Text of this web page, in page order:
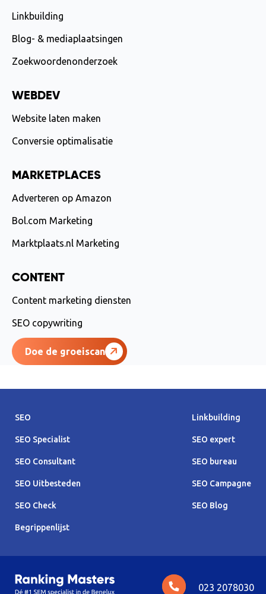
Linkbuilding
Blog- & mediaplaatsingen
Zoekwoordenonderzoek
WEBDEV
Website laten maken
Conversie optimalisatie
MARKETPLACES
Adverteren op Amazon
Bol.com Marketing
Marktplaats.nl Marketing
CONTENT
Content marketing diensten
SEO copywriting
Doe de groeiscan
SEO Linkbuilding
SEO Specialist SEO expert
SEO Consultant SEO bureau
SEO Uitbesteden SEO Campagne
SEO Check SEO Blog
Begrippenlijst
023 2078030